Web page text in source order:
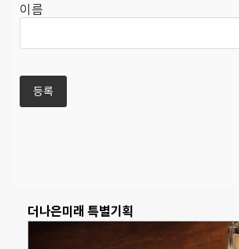
이름
더나은미래 특별기획